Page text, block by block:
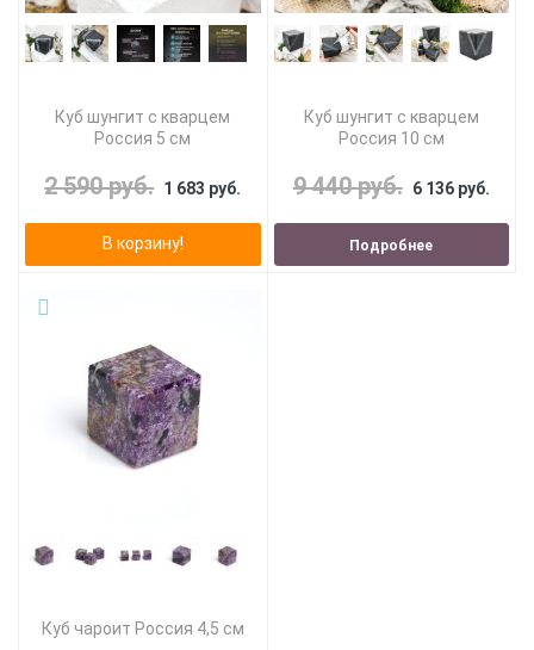
Куб шунгит с кварцем
Россия 5 см
2 590 руб. 1 683 руб.
В корзину!
Куб шунгит с кварцем
Россия 10 см
9 440 руб. 6 136 руб.
Подробнее
Куб чароит Россия 4,5 см